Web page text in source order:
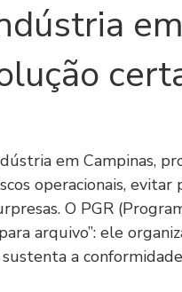
em
em Campinas,
operacionais, evitar
O PGR
arquivo”: ele
a